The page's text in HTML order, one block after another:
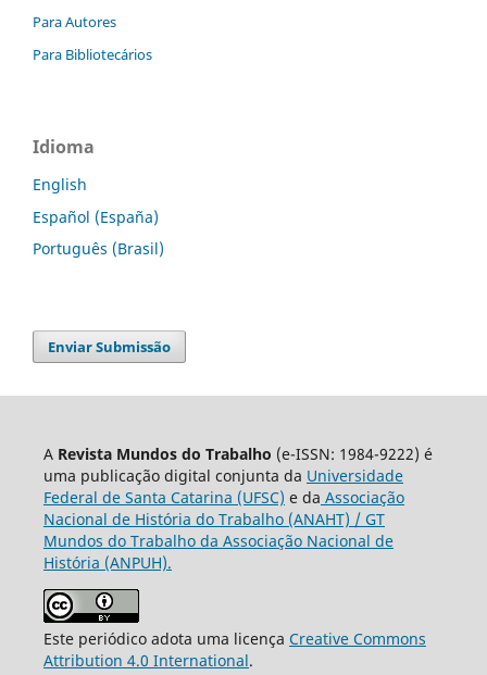
Para Autores
Para Bibliotecários
Idioma
English
Español (España)
Português (Brasil)
Enviar Submissão
A Revista Mundos do Trabalho (e-ISSN: 1984-9222) é
uma publicação digital conjunta da Universidade
Federal de Santa Catarina (UFSC) e da Associação
Nacional de História do Trabalho (ANAHT) / GT
Mundos do Trabalho da Associação Nacional de
História (ANPUH).
Este periódico adota uma licença Creative Commons
Attribution 4.0 International.